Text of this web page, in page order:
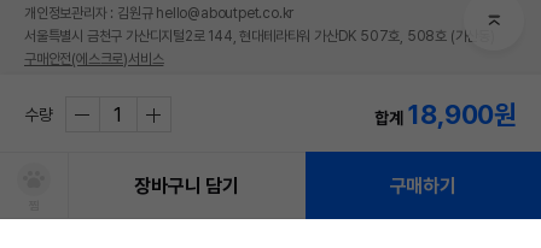
수량 합계 18,900원
장바구니 담기 구매하기
개인정보관리자 : 김원규 hello@aboutpet.co.kr
서울특별시 금천구 가산디지털2로 144, 현대테라타워 가산DK 507호, 508호 (가산동)
구매안전(에스크로)서비스